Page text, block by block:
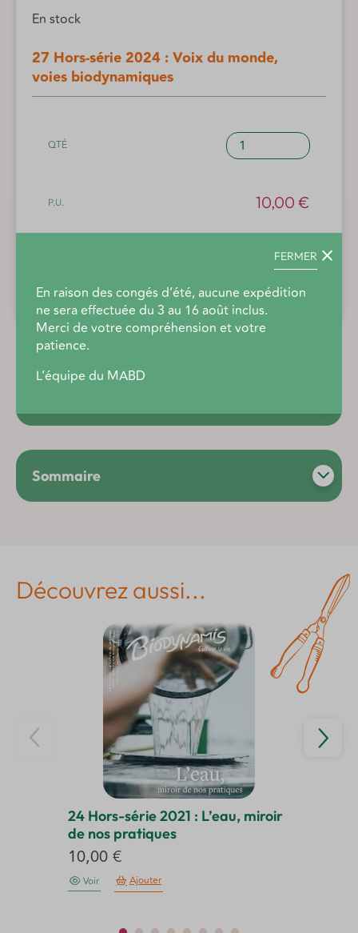
En stock
27 Hors-série 2024 : Voix du monde,
voies biodynamiques
quantité
de
Hors-
2024
monde,
voies
biodynamiques
10,00 €
10.00 €
Ajouter au panier
Sommaire
Découvrez aussi...
24 Hors-série 2021 : L’eau, miroir
de nos pratiques
10,00€
Voir Ajouter
FERMER
En raison des congés d’été, aucune expédition
ne sera effectuée du 3 au 16 août inclus.
Merci de votre compréhension et votre
patience.
L’équipe du MABD